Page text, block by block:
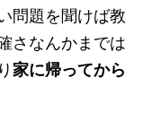
問題を聞けば教
さなんかまでは
家に帰ってから